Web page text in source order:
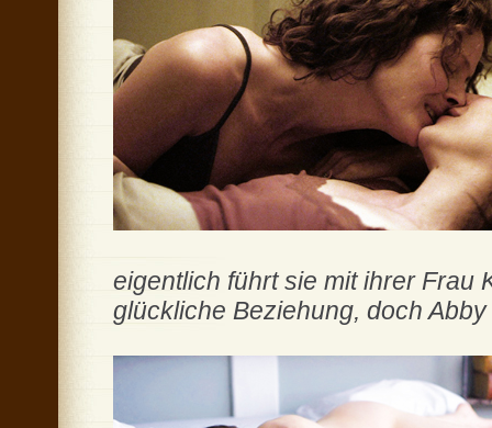
eigentlich führt sie mit ihrer Frau
glückliche Beziehung, doch